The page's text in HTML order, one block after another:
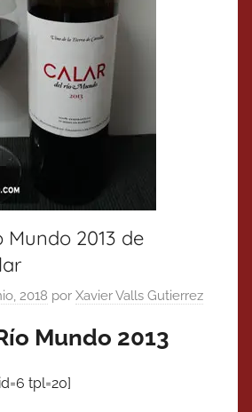
Mundo 2013 de
2018 por Xavier Valls Gutierrez
Mundo 2013
tpl=20]